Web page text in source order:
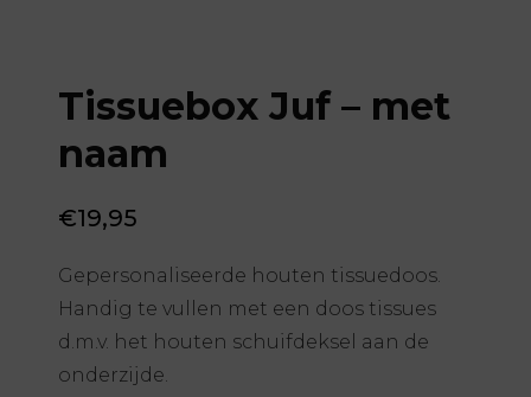
Tissuebox Juf – met
naam
€19,95
Gepersonaliseerde houten tissuedoos.
Handig te vullen met een doos tissues
d.m.v. het houten schuifdeksel aan de
onderzijde.